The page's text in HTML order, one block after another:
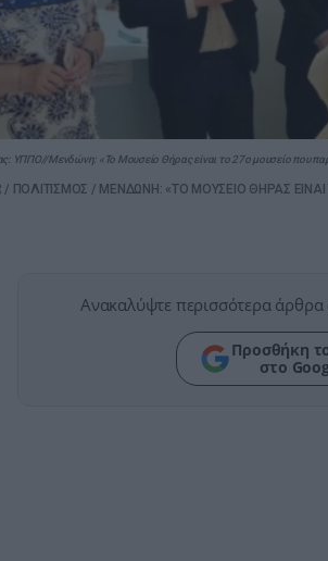
ΥΠΠΟ//Μενδώνη: «Το Μουσείο Θήρας είναι το 27ο μουσείο που
/ ΠΟΛΙΤΙΣΜΟΣ / ΜΕΝΔΩΝΗ: «ΤΟ ΜΟΥΣΕΙΟ ΘΗΡΑΣ
Ανακαλύψτε περισσότερα
Προσθήκη
στο